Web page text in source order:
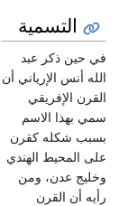
التسمية
في حين ذكر عبد
الله أنس الإرياني أن
القرن الإفريقي
سمي بهذا الاسم
بسبب شكله كقرن
على المحيط الهندي
وخليج عدن، ومن
رأيه أن القرن